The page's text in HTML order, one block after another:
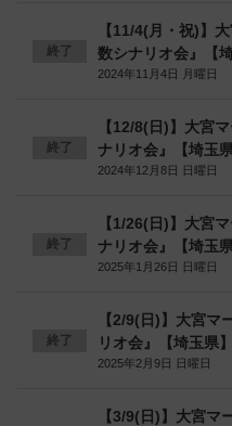
終了
【11/4(月・祝)】
数シナリオ会』【埼
2024年11月4日 月曜日
終了
【12/8(日)】大宮
ナリオ会』【埼玉県
2024年12月8日 日曜日
終了
【1/26(日)】大宮
ナリオ会』【埼玉県
2025年1月26日 日曜日
終了
【2/9(日)】大宮マ
リオ会』【埼玉県】
2025年2月9日 日曜日
【3/9(日)】大宮マ